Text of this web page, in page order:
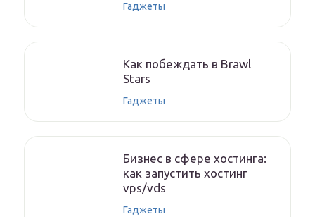
Гаджеты
Как побеждать в Brawl
Stars
Гаджеты
Бизнес в сфере хостинга:
как запустить хостинг
vps/vds
Гаджеты